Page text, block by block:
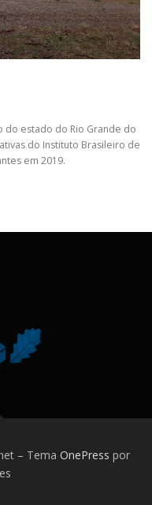
do estado do Rio Grande do
do Instituto Brasileiro de
em 2019.
– Tema OnePress por